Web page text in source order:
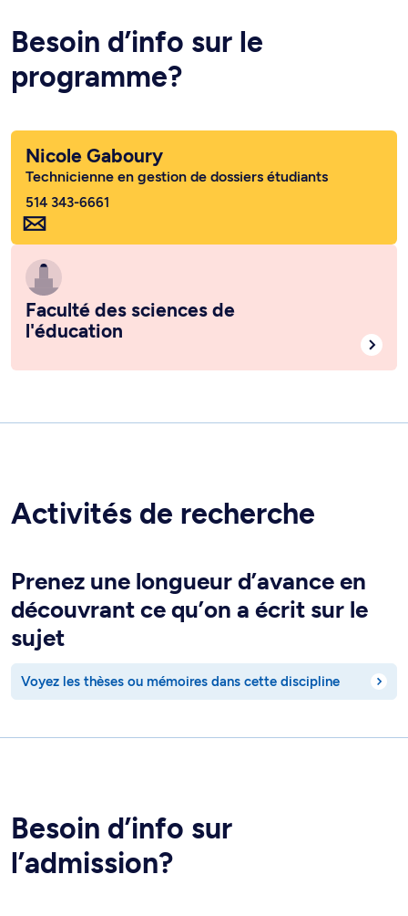
Besoin d’info sur le
programme?
Nicole Gaboury
Technicienne en gestion de dossiers étudiants
514 343-6661
Faculté des sciences de
l'éducation
Activités de recherche
Prenez une longueur d’avance en
découvrant ce qu’on a écrit sur le
sujet
Voyez les thèses ou mémoires dans cette discipline
Besoin d’info sur
l’admission?